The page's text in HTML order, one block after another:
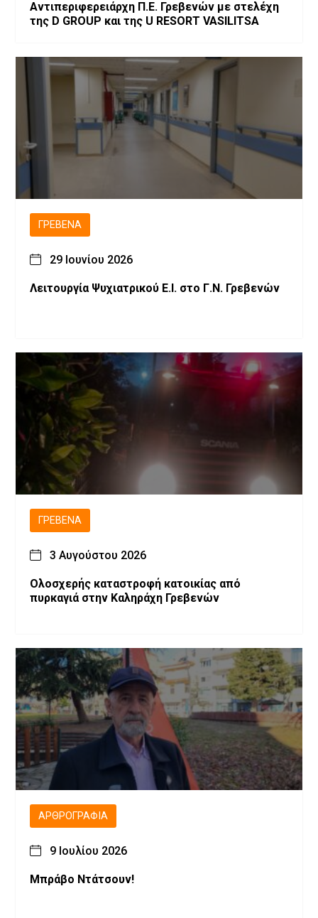
Αντιπεριφερειάρχη Π.Ε. Γρεβενών με στελέχη
της D GROUP και της U RESORT VASILITSA
ΓΡΕΒΕΝΆ
29 Ιουνίου 2026
Λειτουργία Ψυχιατρικού Ε.Ι. στο Γ.Ν. Γρεβενών
ΓΡΕΒΕΝΆ
3 Αυγούστου 2026
Ολοσχερής καταστροφή κατοικίας από
πυρκαγιά στην Καληράχη Γρεβενών
ΑΡΘΡΟΓΡΑΦΊΑ
9 Ιουλίου 2026
Μπράβο Ντάτσουν!